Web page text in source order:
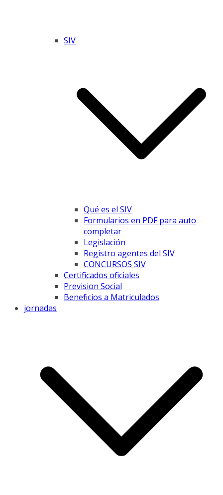
SIV
Qué es el SIV
Formularios en PDF para auto
completar
Legislación
Registro agentes del SIV
CONCURSOS SIV
Certificados oficiales
Prevision Social
Beneficios a Matriculados
jornadas